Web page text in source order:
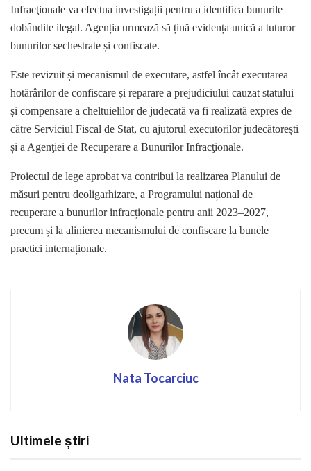
Infracţionale va efectua investigații pentru a identifica bunurile
dobândite ilegal. Agenția urmează să țină evidența unică a tuturor
bunurilor sechestrate și confiscate.
Este revizuit și mecanismul de executare, astfel încât executarea
hotărârilor de confiscare și reparare a prejudiciului cauzat statului
și compensare a cheltuielilor de judecată va fi realizată expres de
către Serviciul Fiscal de Stat, cu ajutorul executorilor judecătorești
și a Agenţiei de Recuperare a Bunurilor Infracţionale.
Proiectul de lege aprobat va contribui la realizarea Planului de
măsuri pentru deoligarhizare, a Programului național de
recuperare a bunurilor infracționale pentru anii 2023–2027,
precum și la alinierea mecanismului de confiscare la bunele
practici internaționale.
Nata Tocarciuc
Ultimele știri